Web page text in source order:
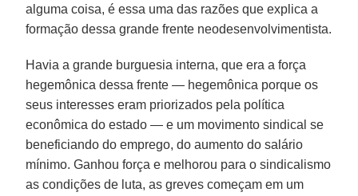
alguma coisa, é essa uma das razões que explica a
formação dessa grande frente neodesenvolvimentista.
Havia a grande burguesia interna, que era a força
hegemônica dessa frente — hegemônica porque os
seus interesses eram priorizados pela política
econômica do estado — e um movimento sindical se
beneficiando do emprego, do aumento do salário
mínimo. Ganhou força e melhorou para o sindicalismo
as condições de luta, as greves começam em um